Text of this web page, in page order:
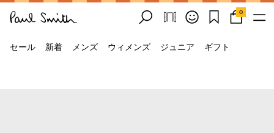
0
セール 新着 メンズ ウィメンズ ジュニア ギフト